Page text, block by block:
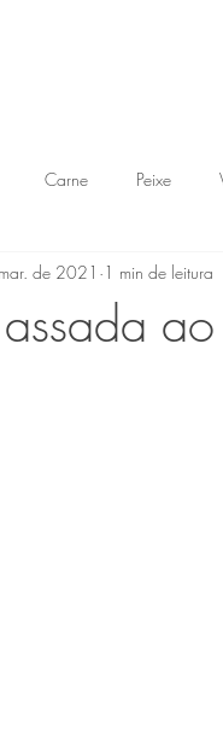
Carne Peixe
de 2021 1 min de leitura